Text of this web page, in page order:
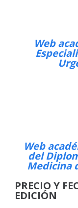
Web
Web
del
Medicina
PRECIO Y
EDICIÓN